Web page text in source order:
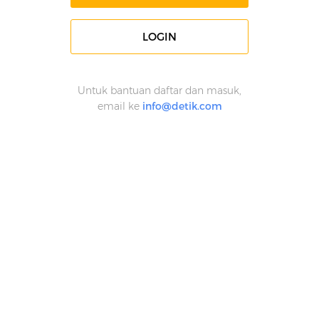
LOGIN
Untuk bantuan daftar dan masuk,
email ke info@detik.com